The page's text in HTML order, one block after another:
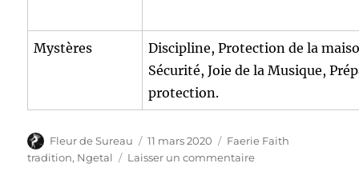
Mystères
Discipline, Protection de la
Sécurité, Joie de la Musique,
protection.
Auteur
Fleur de Sureau
Publié
le
11 mars 2020 Catégories
Faerie Faith
tradition, Ngetal Laisser un commentairesur